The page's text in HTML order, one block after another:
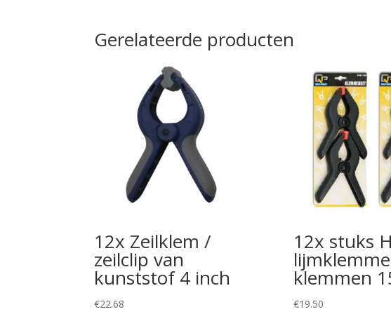
Gerelateerde producten
12x Zeilklem /
zeilclip van
kunststof 4 inch
€22.68
12x stuks
klemmen
€19.50